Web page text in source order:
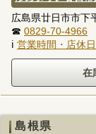
広島県廿日市市下
☎ 0829-70-4966
ℹ 営業時間・店休
島根県